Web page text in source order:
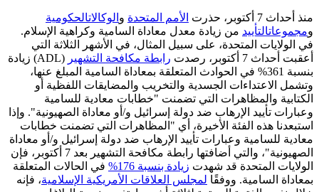
منذ أحداث 7 أكتوبر، حذرت الأمم المتحدة و الوكالاتالحكومية
ومجموعاتالتأييد من زيادة معدل معاداة السامية وكراهية الإسلام.
في الولايات المتحدة، على سبيل المثال، في الأشهر الثلاثة التي
أعقبت أحداث 7 أكتوبر، رصدت
رابطة مكافحة التشهير
(ADL) زيادة
بنسبة 361% في الحوادث المتعلقة بمعاداة السامية المبلغ عنها،
وتشمل الاعتداءات الجسدية والتخريب والمضايقات اللفظية أو
الكتابية والمظاهرات التي تضمنت "خطابات معادية للسامية
وعبارات تأييد الإرهاب ضد دولة إسرائيل و/أو معاداة الصهيونية". وإذا
استبعدنا هذه الفئة الأخيرة، أي "المظاهرات التي تضمنت خطابات
معادية للسامية وعبارات تأييد الإرهاب ضد دولة إسرائيل و/أو معاداة
الصهيونية"، والتي أضافتها رابطة مكافحة التشهير بعد 7 أكتوبر، فإن
الولايات المتحدة قد شهدت زيادة بنسبة 176%
في الحالات المتعلقة
بمعاداة السامية. ووفقًا لمجلس العلاقات الأمريكية الإسلامية، فإنه